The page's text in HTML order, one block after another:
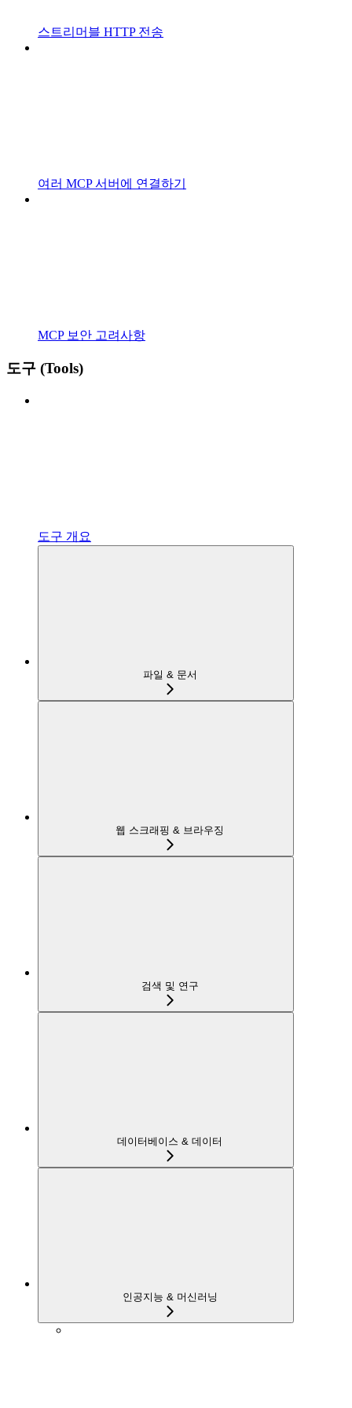
스트리머블 HTTP 전송
여러 MCP 서버에 연결하기
MCP 보안 고려사항
도구 (Tools)
도구 개요
파일 & 문서
웹 스크래핑 & 브라우징
검색 및 연구
데이터베이스 & 데이터
인공지능 & 머신러닝